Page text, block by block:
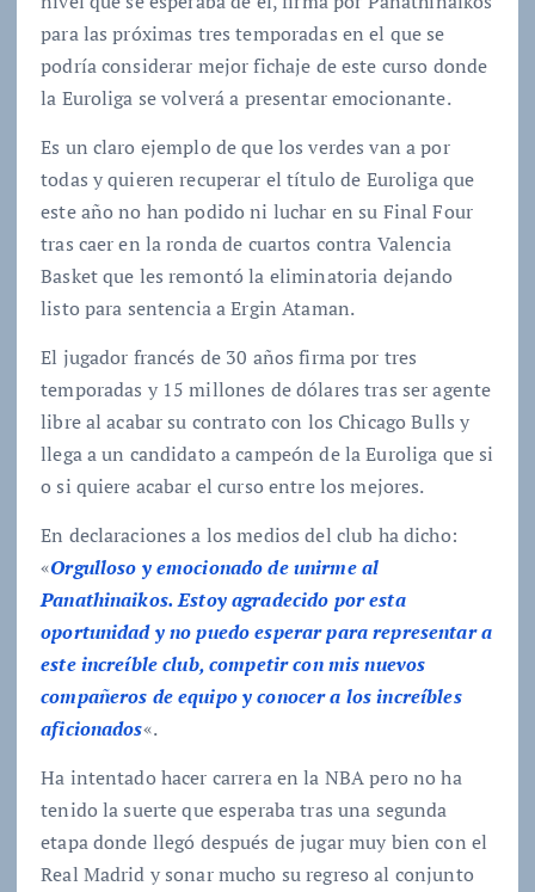
para las próximas tres temporadas en el que se
podría considerar mejor fichaje de este curso donde
la Euroliga se volverá a presentar emocionante.
Es un claro ejemplo de que los verdes van a por
todas y quieren recuperar el título de Euroliga que
este año no han podido ni luchar en su Final Four
tras caer en la ronda de cuartos contra Valencia
Basket que les remontó la eliminatoria dejando
listo para sentencia a Ergin Ataman.
El jugador francés de 30 años firma por tres
temporadas y 15 millones de dólares tras ser agente
libre al acabar su contrato con los Chicago Bulls y
llega a un candidato a campeón de la Euroliga que si
o si quiere acabar el curso entre los mejores.
En declaraciones a los medios del club ha dicho:
«Orgulloso y emocionado de unirme al
Panathinaikos. Estoy agradecido por esta
oportunidad y no puedo esperar para representar a
este increíble club, competir con mis nuevos
compañeros de equipo y conocer a los increíbles
aficionados«.
Ha intentado hacer carrera en la NBA pero no ha
tenido la suerte que esperaba tras una segunda
etapa donde llegó después de jugar muy bien con el
Real Madrid y sonar mucho su regreso al conjunto